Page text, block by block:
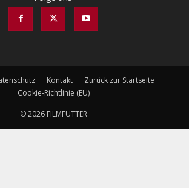
Kontakt
Zurück zur Startseite
Cookie-Richtlinie (EU)
© 2026 FILMFUTTER